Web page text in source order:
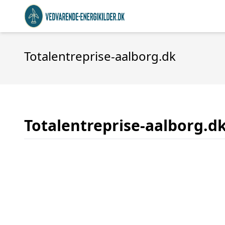
Totalentreprise-aalborg.dk
Totalentreprise-